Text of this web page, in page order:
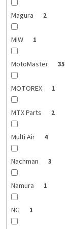
Magura 2
MIW 1
MotoMaster 35
MOTOREX 1
MTX Parts 2
Multi Air 4
Nachman 3
Namura 1
NG 1